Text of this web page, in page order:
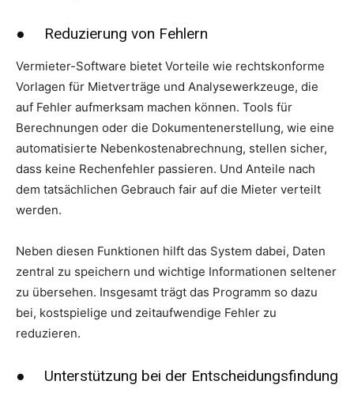
● Reduzierung von Fehlern
Vermieter-Software bietet Vorteile wie rechtskonforme
Vorlagen für Mietverträge und Analysewerkzeuge, die
auf Fehler aufmerksam machen können. Tools für
Berechnungen oder die Dokumentenerstellung, wie eine
automatisierte Nebenkostenabrechnung, stellen sicher,
dass keine Rechenfehler passieren. Und Anteile nach
dem tatsächlichen Gebrauch fair auf die Mieter verteilt
werden.
Neben diesen Funktionen hilft das System dabei, Daten
zentral zu speichern und wichtige Informationen seltener
zu übersehen. Insgesamt trägt das Programm so dazu
bei, kostspielige und zeitaufwendige Fehler zu
reduzieren.
● Unterstützung bei der Entscheidungsfindung